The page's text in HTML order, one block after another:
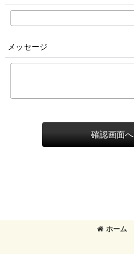
メッセージ
確認画面へ
ホーム